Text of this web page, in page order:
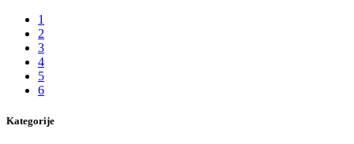
1
2
3
4
5
6
Kategorije